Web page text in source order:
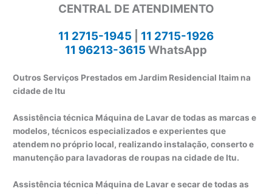
CENTRAL DE ATENDIMENTO
11 2715-1945
11 2715-1926
11 96213-3615 WhatsApp
Outros Serviços Prestados em Jardim Residencial Itaim na
cidade de Itu
Assistência técnica Máquina de Lavar de todas as marcas e
modelos, técnicos especializados e experientes que
atendem no próprio local, realizando instalação, conserto e
manutenção para lavadoras de roupas na cidade de Itu.
Assistência técnica Máquina de Lavar e secar de todas as